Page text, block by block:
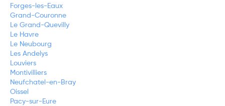
Forges-les-Eaux
Grand-Couronne
Le Grand-Quevilly
Le Havre
Le Neubourg
Les Andelys
Louviers
Montivilliers
Neufchatel-en-Bray
Oissel
Pacy-sur-Eure